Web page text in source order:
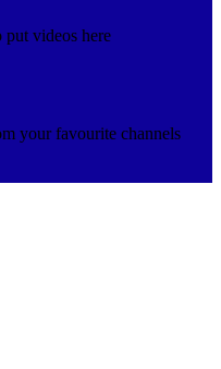
videos here
your favourite channels